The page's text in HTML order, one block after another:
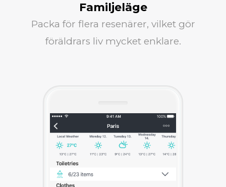
Familjeläge
Packa för flera resenärer, vilket gör
föräldrars liv mycket enklare.